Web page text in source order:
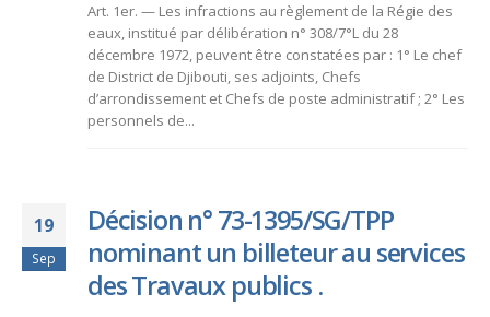
Art. 1er. — Les infractions au règlement de la Régie des
eaux, institué par délibération n° 308/7°L du 28
décembre 1972, peuvent être constatées par : 1° Le chef
de District de Djibouti, ses adjoints, Chefs
d’arrondissement et Chefs de poste administratif ; 2° Les
personnels de...
19
Sep
Décision n° 73-1395/SG/TPP
nominant un billeteur au services
des Travaux publics .